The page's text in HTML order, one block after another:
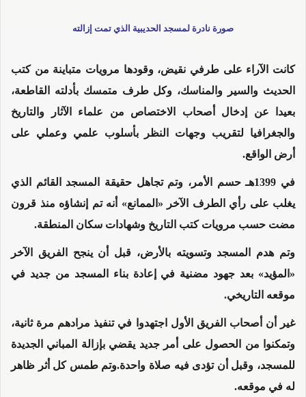
صورة نادرة لمسجد الحديبية الذي تمت إزالته
كانت الآراء على طرفي نقيض، وقودها مرويات متباينة من كتب
الحديث والسير والمناسك، وكل طرف متمسك بأدلته القاطعة،
بعيدا عن إدخال أصحاب الاختصاص من علماء الآثار والتاريخ
والجغرافيا لتقريب وجهات النظر بأسلوب علمي وعملي على
أرض الواقع.
في 1399هـ حسم الأمر، وتم تجاهل حقيقة المسجد القائم الذي
يغلب على رأي الطرف الآخر «الممانع» أنه تم إنشاؤه منذ قرون
مضت حسب مرويات كتب التاريخ وشهادات سكان المنطقة.
وتم هدم المسجد وتسويته بالأرض، قبل أن ينجح الفريق الآخر
«المؤيد» بعد جهود مضنية في إعادة بناء المسجد من جديد في
موقعه التاريخي.
غير أن أصحاب الفريق الأول اجتهدوا في تنفيذ مرادهم مرة ثانية،
وتمكنوا من الحصول على أمر جديد يقضي بإزالة المباني الجديدة
للمسجد، وقبل أن تؤدى فيه صلاة واحدة.وتم طمس كل أثر ظاهر
له في موقعه.